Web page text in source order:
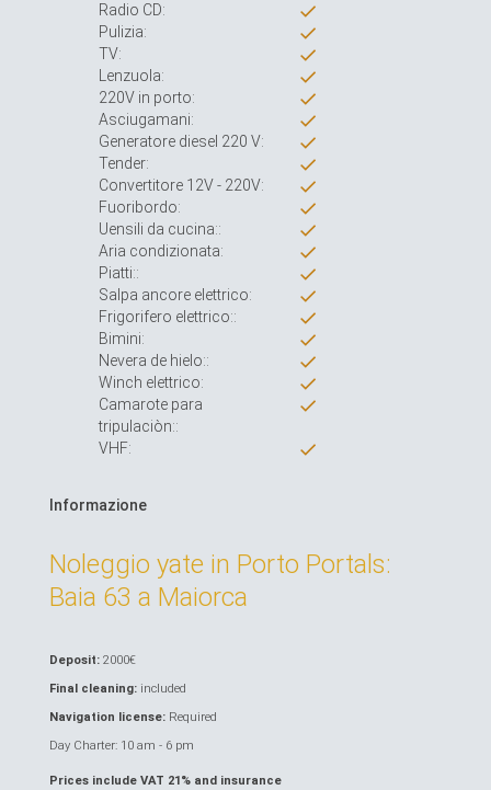
Radio CD:
Pulizia:
TV:
Lenzuola:
220V in porto:
Asciugamani:
Generatore diesel 220 V:
Tender:
Convertitore 12V - 220V:
Fuoribordo:
Uensili da cucina::
Aria condizionata:
Piatti::
Salpa ancore elettrico:
Frigorifero elettrico::
Bimini:
Nevera de hielo::
Winch elettrico:
Camarote para
tripulaciòn::
VHF:
Informazione
Noleggio yate in Porto Portals:
Baia 63 a Maiorca
Deposit: 2000€
Final cleaning: included
Navigation license: Required
Day Charter: 10 am - 6 pm
Prices include VAT 21% and insurance